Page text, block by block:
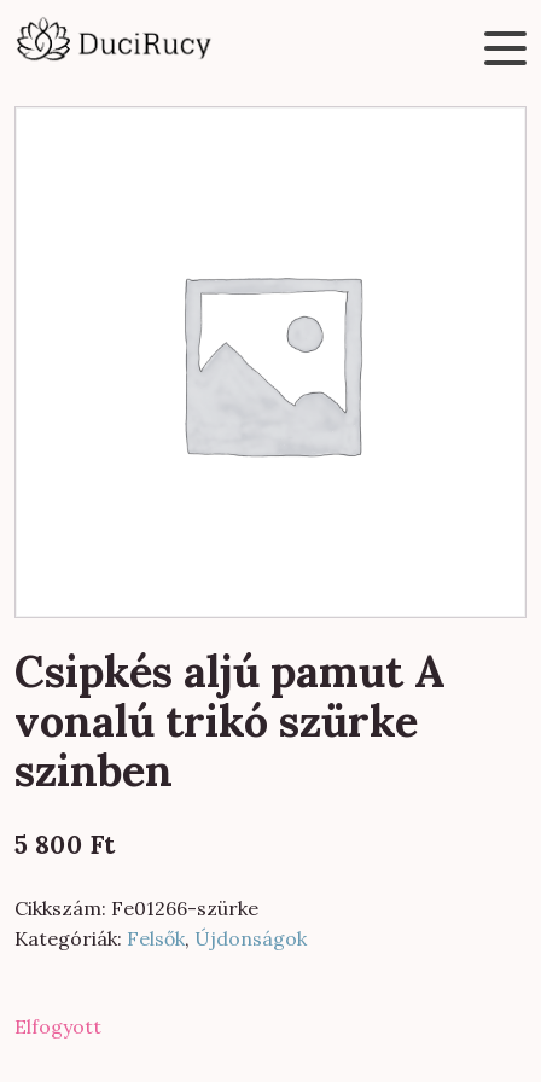
Csipkés aljú pamut A
vonalú trikó szürke
szinben
5 800 Ft
Cikkszám: Fe01266-szürke
Kategóriák: Felsők, Újdonságok
Elfogyott